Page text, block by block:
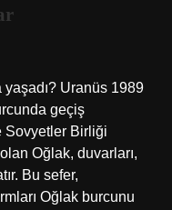
Uranüs 1989
geçiş
Sovyetler Birliği
Oğlak, duvarları,
Bu sefer,
Oğlak burcunu